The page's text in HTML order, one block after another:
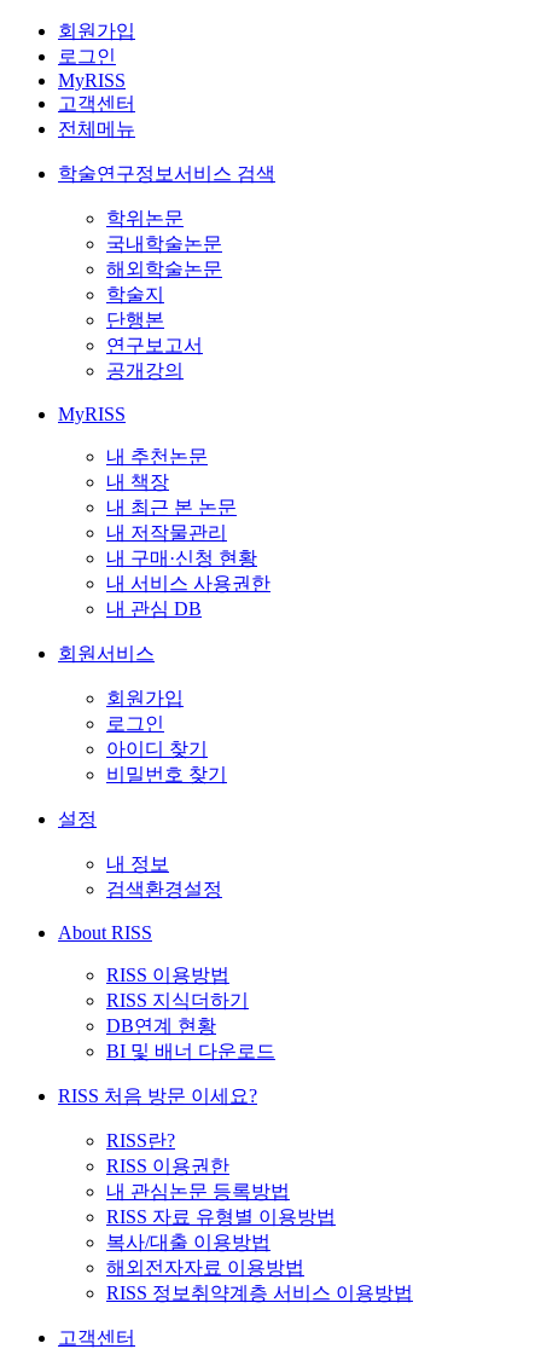
회원가입
로그인
MyRISS
고객센터
전체메뉴
학술연구정보서비스 검색
학위논문
국내학술논문
해외학술논문
학술지
단행본
연구보고서
공개강의
MyRISS
내 추천논문
내 책장
내 최근 본 논문
내 저작물관리
내 구매·신청 현황
내 서비스 사용권한
내 관심 DB
회원서비스
회원가입
로그인
아이디 찾기
비밀번호 찾기
설정
내 정보
검색환경설정
About RISS
RISS 이용방법
RISS 지식더하기
DB연계 현황
BI 및 배너 다운로드
RISS 처음 방문 이세요?
RISS란?
RISS 이용권한
내 관심논문 등록방법
RISS 자료 유형별 이용방법
복사/대출 이용방법
해외전자자료 이용방법
RISS 정보취약계층 서비스 이용방법
고객센터